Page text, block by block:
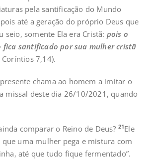
pela santificação do Mundo
até a geração do próprio Deus que
seio, somente Ela era Cristã: pois o
santificado por sua mulher cristã
7,14).
chama ao homem a imitar o
missal deste dia 26/10/2021, quando
comparar o Reino de Deus? 21Ele
uma mulher pega e mistura com
até que tudo fique fermentado”.